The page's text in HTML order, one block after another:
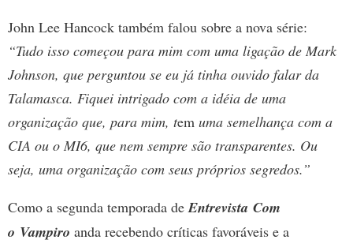
John Lee Hancock também falou sobre a nova série:
“Tudo isso começou para mim com uma ligação de Mark
Johnson, que perguntou se eu já tinha ouvido falar da
Talamasca. Fiquei intrigado com a idéia de uma
organização que, para mim, tem uma semelhança com a
CIA ou o MI6, que nem sempre são transparentes. Ou
seja, uma organização com seus próprios segredos.”
Como a segunda temporada deEntrevista Com
o Vampiro anda recebendo críticas favoráveis e a